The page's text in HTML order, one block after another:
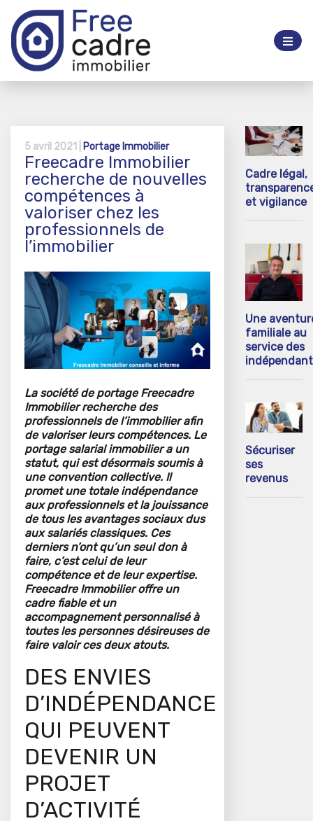
5 avril 2021 | Portage Immobilier
Freecadre Immobilier
recherche de nouvelles
compétences à
valoriser chez les
professionnels de
l’immobilier
La société de portage Freecadre
Immobilier recherche des
professionnels de l’immobilier afin
de valoriser leurs compétences. Le
portage salarial immobilier a un
statut, qui est désormais soumis à
une convention collective. Il
promet une totale indépendance
aux professionnels et la jouissance
de tous les avantages sociaux dus
aux salariés classiques. Ces
derniers n’ont qu’un seul don à
faire, c’est celui de leur
compétence et de leur expertise.
Freecadre Immobilier offre un
cadre fiable et un
accompagnement personnalisé à
toutes les personnes désireuses de
faire valoir ces deux atouts.
DES ENVIES
D’INDÉPENDANCE
QUI PEUVENT
DEVENIR UN
PROJET
D’ACTIVITÉ
Cadre légal,
et vigilance
Une
familiale au
service des
Sécuriser
ses
revenus